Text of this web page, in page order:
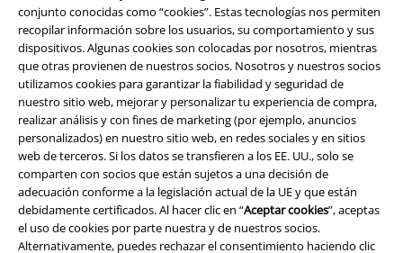
conjunto conocidas como “cookies”. Estas tecnologías nos permiten
recopilar información sobre los usuarios, su comportamiento y sus
dispositivos. Algunas cookies son colocadas por nosotros, mientras
que otras provienen de nuestros socios. Nosotros y nuestros socios
utilizamos cookies para garantizar la fiabilidad y seguridad de
nuestro sitio web, mejorar y personalizar tu experiencia de compra,
realizar análisis y con fines de marketing (por ejemplo, anuncios
personalizados) en nuestro sitio web, en redes sociales y en sitios
web de terceros. Si los datos se transfieren a los EE. UU., solo se
comparten con socios que están sujetos a una decisión de
adecuación conforme a la legislación actual de la UE y que están
debidamente certificados. Al hacer clic en “Aceptar cookies”, aceptas
el uso de cookies por parte nuestra y de nuestros socios.
Alternativamente, puedes rechazar el consentimiento haciendo clic
Descuento para estudiantes
EMP Backstage Club
Sobre EMP
EMP Eventos
Programa de Afiliados